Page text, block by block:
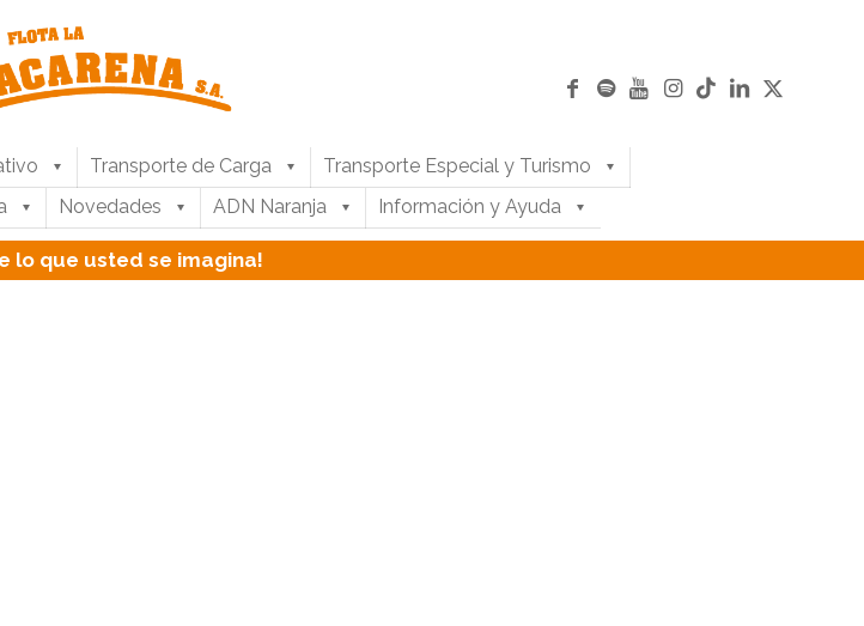
Transporte de Carga
Transporte Especial y Turismo
Novedades ADN Naranja Información y Ayuda
lo que usted se imagina!